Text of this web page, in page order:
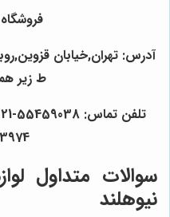
آدرس: تهران,خیابان
ط زیر
سوالات متداول
نیوهلند